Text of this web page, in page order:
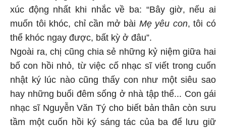
xúc động nhất khi nhắc về ba: “Bây giờ, nếu ai
muốn tôi khóc, chỉ cần mở bài Mẹ yêu con, tôi có
thể khóc ngay được, bất kỳ ở đâu”.
Ngoài ra, chị cũng chia sẻ những kỷ niệm giữa hai
bố con hồi nhỏ, từ việc cố nhạc sĩ viết trong cuốn
nhật ký lúc nào cũng thấy con như một siêu sao
hay những buổi đêm sống ở nhà tập thể... Con gái
nhạc sĩ Nguyễn Văn Tý cho biết bản thân còn sưu
tầm một cuốn hồi ký sáng tác của ba để lưu giữ